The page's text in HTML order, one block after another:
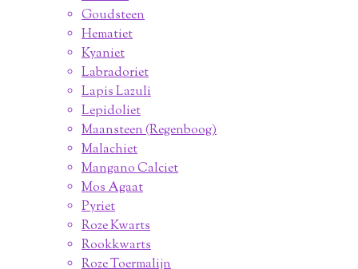
Goudsteen
Hematiet
Kyaniet
Labradoriet
Lapis Lazuli
Lepidoliet
Maansteen (Regenboog)
Malachiet
Mangano Calciet
Mos Agaat
Pyriet
Roze Kwarts
Rookkwarts
Roze Toermalijn